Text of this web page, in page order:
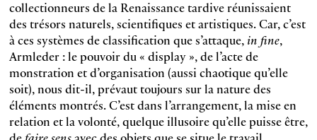
collectionneurs de la Renaissance tardive réunissaient
des trésors naturels, scientifiques et artistiques. Car, c’est
à ces systèmes de classification que s’attaque,in fine,
Armleder : le pouvoir du « display », de l’acte de
monstration et d’organisation (aussi chaotique qu’elle
soit), nous dit-il, prévaut toujours sur la nature des
éléments montrés. C’est dans l’arrangement, la mise en
relation et la volonté, quelque illusoire qu’elle puisse être,